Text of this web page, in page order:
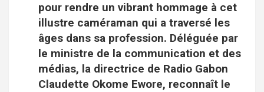
pour rendre un vibrant hommage à cet
illustre caméraman qui a traversé les
âges dans sa profession. Déléguée par
le ministre de la communication et des
médias, la directrice de Radio Gabon
Claudette Okome Ewore, reconnaît le